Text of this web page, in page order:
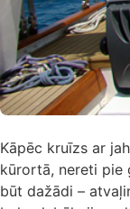
Kāpēc kruīzs ar
kūrortā, nereti pie
būt dažādi –